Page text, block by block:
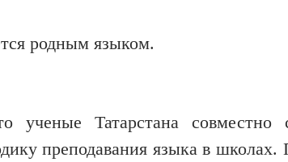
родным языком.
Татарстана совместно
преподавания языка в школах.